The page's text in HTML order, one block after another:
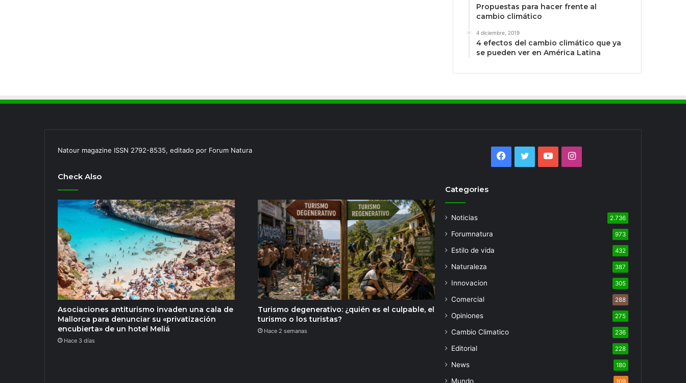
Propuestas para hacer frente al
cambio climático
4 diciembre, 2019
4 efectos del cambio climático que ya
se pueden ver en América Latina
Natour magazine ISSN 2792-8535, editado por Forum Natura
Check Also
Asociaciones antiturismo invaden una cala de
Mallorca para denunciar su «privatización
encubierta» de un hotel Meliá
Hace 3 días
Turismo degenerativo: ¿quién es el culpable, el
turismo o los turistas?
Hace 2 semanas
Facebook
TwitterYouTubeInstagram
Categories
Noticias 2.736
Forumnatura 973
Estilo de vida 432
Naturaleza 387
Innovacion 305
Comercial 288
Opiniones 275
Cambio Climatico 236
Editorial 228
News 180
Mundo 109